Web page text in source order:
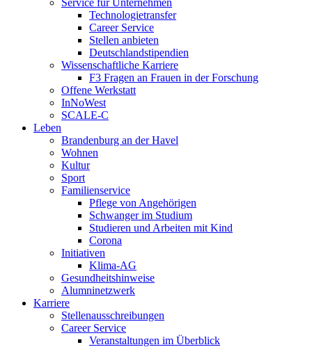
Service für Unternehmen
Technologietransfer
Career Service
Stellen anbieten
Deutschlandstipendien
Wissenschaftliche Karriere
F3 Fragen an Frauen in der Forschung
Offene Werkstatt
InNoWest
SCALE-C
Leben
Brandenburg an der Havel
Wohnen
Kultur
Sport
Familienservice
Pflege von Angehörigen
Schwanger im Studium
Studieren und Arbeiten mit Kind
Corona
Initiativen
Klima-AG
Gesundheitshinweise
Alumninetzwerk
Karriere
Stellenausschreibungen
Career Service
Veranstaltungen im Überblick